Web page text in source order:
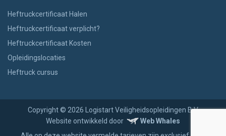
Heftruckcertificaat Halen
Heftruckcertificaat verplicht?
Heftruckcertificaat Kosten
Opleidingslocaties
Heftruck cursus
Copyright © 2026 Logistart Veiligheidsopleidingen B.V.
Website ontwikkeld door
Web Whales